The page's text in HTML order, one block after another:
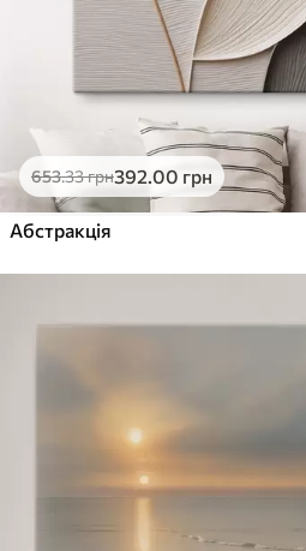
653.33грн392.00 грн
Абстракція